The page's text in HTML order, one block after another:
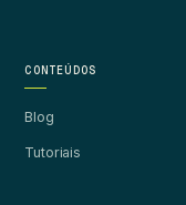
CONTEÚDOS
Blog
Tutoriais